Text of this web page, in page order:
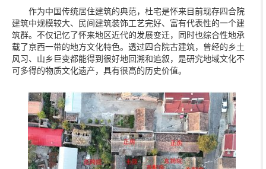
作为中国传统居住建筑的典范，杜宅是怀来目前现存四合院
建筑中规模较大、民间建筑装饰工艺完好、富有代表性的一个建
筑群。不仅记忆了怀来地区近代的发展变迁，同时也综合性地承
载了京西一带的地方文化特色。透过四合院古建筑，曾经的乡土
风习、山乡巨变都能得到很好地回溯和追叙，是研究地域文化不
可多得的物质文化遗产，具有很高的历史价值。